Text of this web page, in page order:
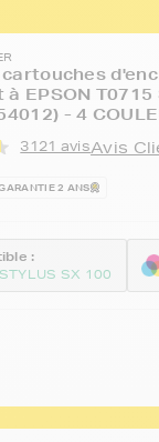
cartouches
EPSON
- 4
3121 avisAvis
2 ANS
:
SX 100